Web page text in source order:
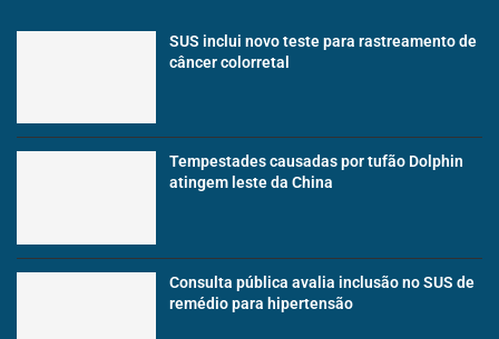
SUS inclui novo teste para rastreamento de
câncer colorretal
Tempestades causadas por tufão Dolphin
atingem leste da China
Consulta pública avalia inclusão no SUS de
remédio para hipertensão